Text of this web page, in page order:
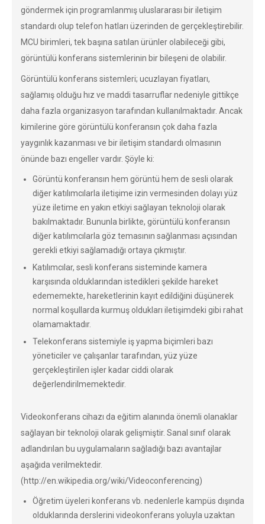
göndermek için programlanmış uluslararası bir iletişim
standardı olup telefon hatları üzerinden de gerçekleştirebilir.
MCU birimleri, tek başına satılan ürünler olabileceği gibi,
görüntülü konferans sistemlerinin bir bileşeni de olabilir.
Görüntülü konferans sistemleri; ucuzlayan fiyatları,
sağlamış olduğu hız ve maddi tasarruflar nedeniyle gittikçe
daha fazla organizasyon tarafından kullanılmaktadır. Ancak
kimilerine göre görüntülü konferansın çok daha fazla
yaygınlık kazanması ve bir iletişim standardı olmasının
önünde bazı engeller vardır. Şöyle ki:
Görüntü konferansın hem görüntü hem de sesli olarak
diğer katılımcılarla iletişime izin vermesinden dolayı yüz
yüze iletime en yakın etkiyi sağlayan teknoloji olarak
bakılmaktadır. Bununla birlikte, görüntülü konferansın
diğer katılımcılarla göz temasının sağlanması açısından
gerekli etkiyi sağlamadığı ortaya çıkmıştır.
Katılımcılar, sesli konferans sisteminde kamera
karşısında olduklarından istedikleri şekilde hareket
edememekte, hareketlerinin kayıt edildiğini düşünerek
normal koşullarda kurmuş oldukları iletişimdeki gibi rahat
olamamaktadır.
Telekonferans sistemiyle iş yapma biçimleri bazı
yöneticiler ve çalışanlar tarafından, yüz yüze
gerçekleştirilen işler kadar ciddi olarak
değerlendirilmemektedir.
Videokonferans cihazı da eğitim alanında önemli olanaklar
sağlayan bir teknoloji olarak gelişmiştir. Sanal sınıf olarak
adlandırılan bu uygulamaların sağladığı bazı avantajlar
aşağıda verilmektedir.
(http://en.wikipedia.org/wiki/Videoconferencing)
Öğretim üyeleri konferans vb. nedenlerle kampüs dışında
olduklarında derslerini videokonferans yoluyla uzaktan